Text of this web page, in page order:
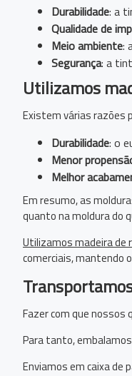
Durabilidade: a
Qualidade de
Meio ambiente:
Segurança: a
Utilizamos
Existem várias razões
Durabilidade: o
Menor
Melhor
Em resumo, as
quanto na moldura do
Utilizamos madeira
comerciais, mantendo
Fazer com que
Para tanto,
Enviamos em caixa de